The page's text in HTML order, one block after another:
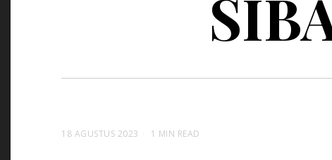
18 AGUSTUS 2023 1 MIN READ